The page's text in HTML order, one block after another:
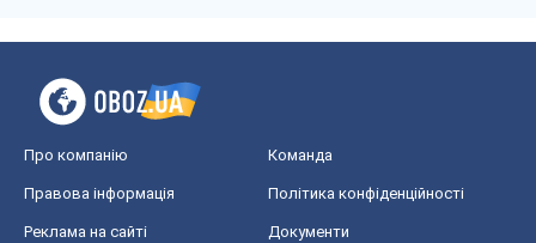
Про компанію Команда
Правова інформація Політика конфіденційності
Реклама на сайті Документи